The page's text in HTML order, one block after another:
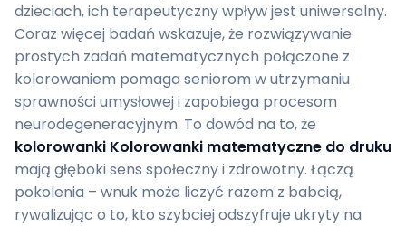
dzieciach, ich terapeutyczny wpływ jest uniwersalny.
Coraz więcej badań wskazuje, że rozwiązywanie
prostych zadań matematycznych połączone z
kolorowaniem pomaga seniorom w utrzymaniu
sprawności umysłowej i zapobiega procesom
neurodegeneracyjnym. To dowód na to, że
kolorowanki Kolorowanki matematyczne do druku
mają głęboki sens społeczny i zdrowotny. Łączą
pokolenia – wnuk może liczyć razem z babcią,
rywalizując o to, kto szybciej odszyfruje ukryty na